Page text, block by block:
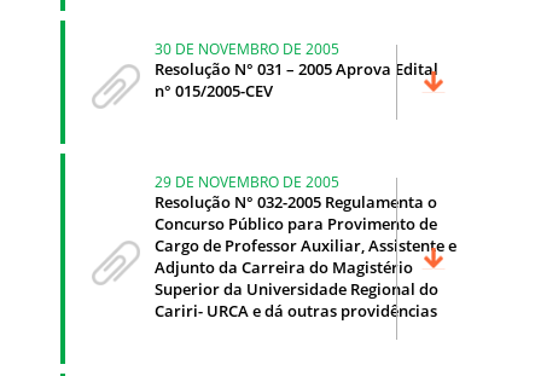
30 DE NOVEMBRO DE 2005
Resolução N° 031 – 2005 Aprova Edital
n° 015/2005-CEV
29 DE NOVEMBRO DE 2005
Resolução N° 032-2005 Regulamenta o
Concurso Público para Provimento de
Cargo de Professor Auxiliar, Assistente e
Adjunto da Carreira do Magistério
Superior da Universidade Regional do
Cariri- URCA e dá outras providências